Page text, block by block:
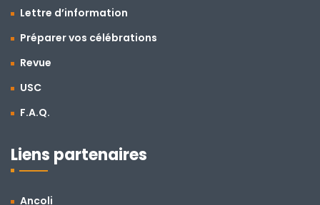
Lettre d’information
Préparer vos célébrations
Revue
USC
F.A.Q.
Liens partenaires
Ancoli